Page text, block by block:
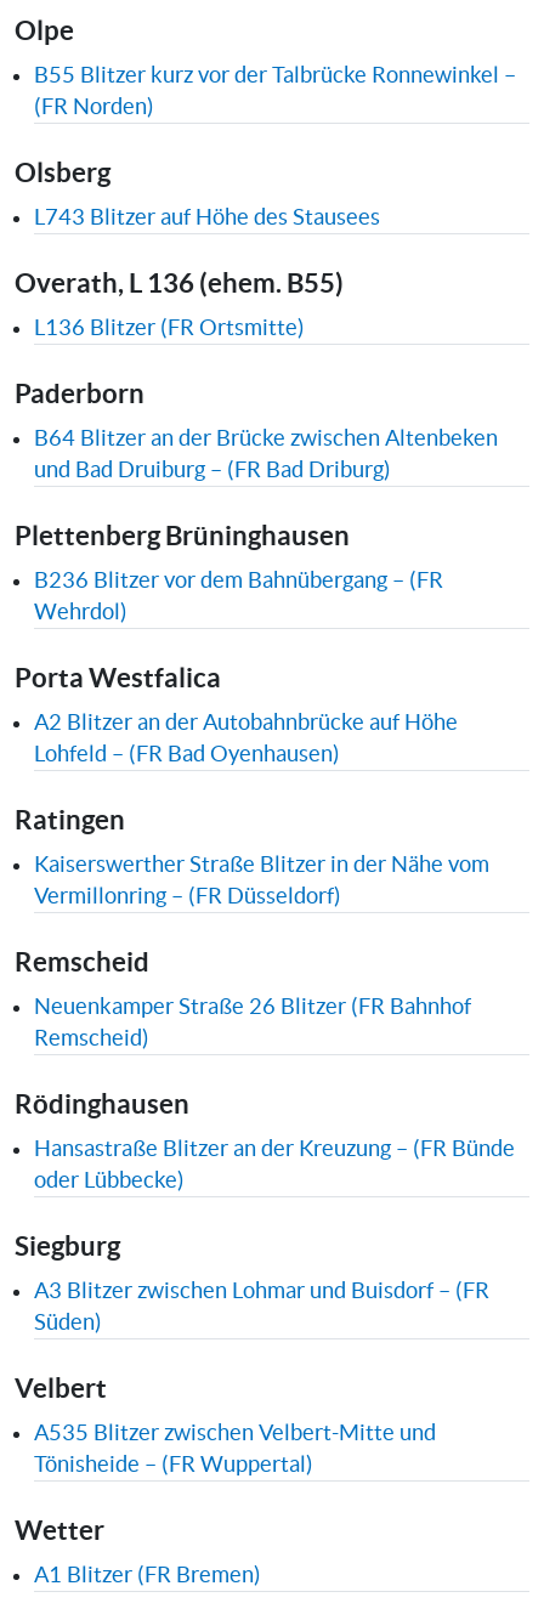
Olpe
B55 Blitzer kurz vor der Talbrücke Ronnewinkel –
(FR Norden)
Olsberg
L743 Blitzer auf Höhe des Stausees
Overath, L 136 (ehem. B55)
L136 Blitzer (FR Ortsmitte)
Paderborn
B64 Blitzer an der Brücke zwischen Altenbeken
und Bad Druiburg – (FR Bad Driburg)
Plettenberg Brüninghausen
B236 Blitzer vor dem Bahnübergang – (FR
Wehrdol)
Porta Westfalica
A2 Blitzer an der Autobahnbrücke auf Höhe
Lohfeld – (FR Bad Oyenhausen)
Ratingen
Kaiserswerther Straße Blitzer in der Nähe vom
Vermillonring – (FR Düsseldorf)
Remscheid
Neuenkamper Straße 26 Blitzer (FR Bahnhof
Remscheid)
Rödinghausen
Hansastraße Blitzer an der Kreuzung – (FR Bünde
oder Lübbecke)
Siegburg
A3 Blitzer zwischen Lohmar und Buisdorf – (FR
Süden)
Velbert
A535 Blitzer zwischen Velbert-Mitte und
Tönisheide – (FR Wuppertal)
Wetter
A1 Blitzer (FR Bremen)